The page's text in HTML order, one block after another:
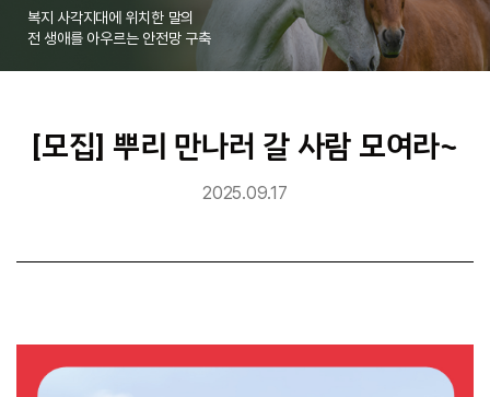
복지 사각지대에 위치한 말의
전 생애를 아우르는 안전망 구축
[모집] 뿌리 만나러 갈 사람 모여라~
2025.09.17